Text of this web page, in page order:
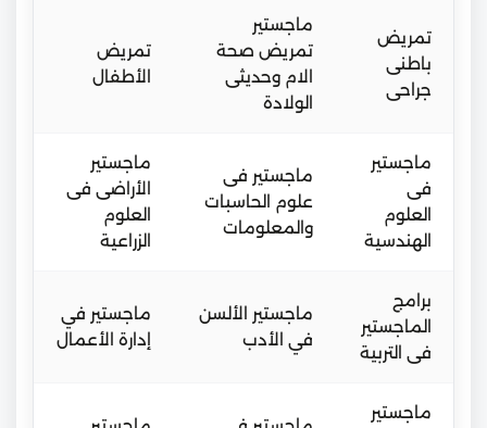
تمريض
باطنى
جراحى
ماجستير
تمريض صحة
الام وحديثى
الولادة
تمريض
الأطفال
ماجستير
فى
العلوم
الهندسية
ماجستير فى
علوم الحاسبات
والمعلومات
ماجستير
الأراضى فى
العلوم
الزراعية
برامج
الماجستير
فى التربية
ماجستير الألسن
في الأدب
ماجستير في
إدارة الأعمال
ماجستير